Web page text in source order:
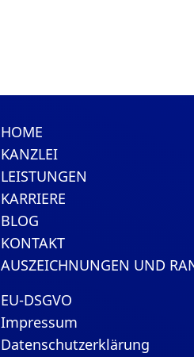
HOME
KANZLEI
LEISTUNGEN
KARRIERE
BLOG
KONTAKT
AUSZEICHNUNGEN UND
EU-DSGVO
Impressum
Datenschutzerklärung